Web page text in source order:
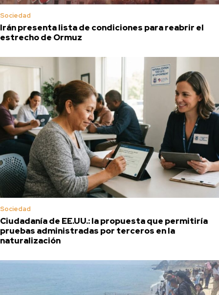
Sociedad
Irán presenta lista de condiciones para reabrir el
estrecho de Ormuz
Sociedad
Ciudadanía de EE.UU.: la propuesta que permitiría
pruebas administradas por terceros en la
naturalización